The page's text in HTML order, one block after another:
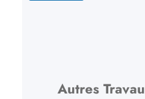
Autres